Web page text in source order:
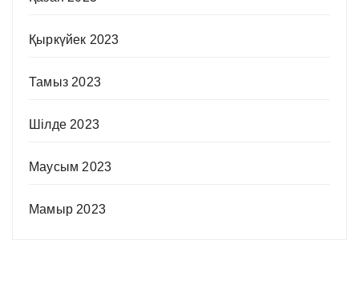
Қыркүйек 2023
Тамыз 2023
Шілде 2023
Маусым 2023
Мамыр 2023